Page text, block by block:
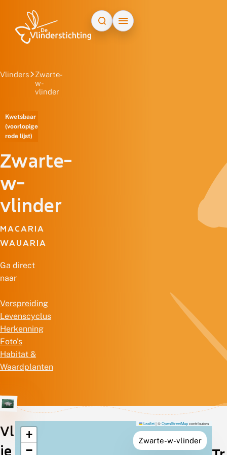
Vlinders
Zwarte-
w-
vlinder
Kwetsbaar
(voorlopige
rode lijst)
Zwarte-
w-
vlinder
MACARIA
WAUARIA
Ga direct
naar
Verspreiding
Levenscyclus
Herkenning
Foto's
Habitat &
Waardplanten
Vl
ie
Verspreiding
Zwarte-w-vlinder
+
−
Leaflet|©OpenStreetMapcontributors